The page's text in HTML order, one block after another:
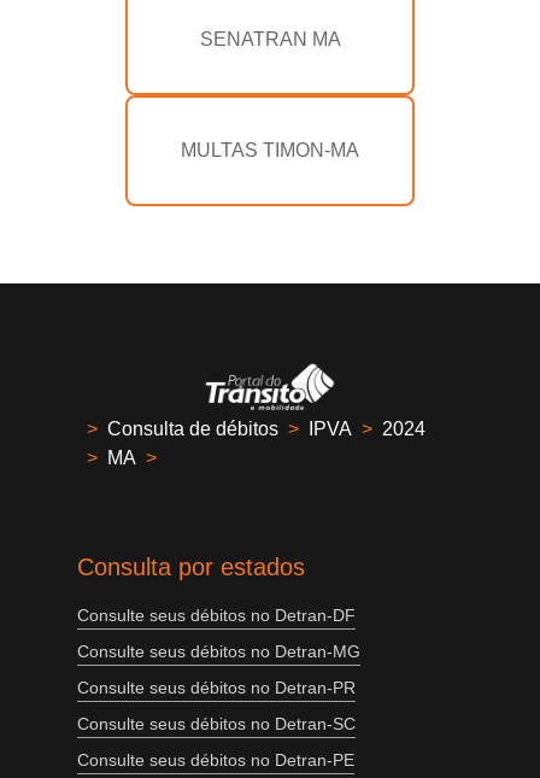
SENATRAN MA
MULTAS TIMON-MA
> Consulta de débitos > IPVA > 2024
> MA >
Consulta por estados
Consulte seus débitos no Detran-DF
Consulte seus débitos no Detran-MG
Consulte seus débitos no Detran-PR
Consulte seus débitos no Detran-SC
Consulte seus débitos no Detran-PE